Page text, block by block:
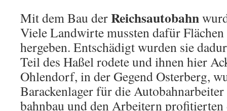
Mit dem Bau derReichsautobahn
Viele Landwirte mussten dafür
hergeben. Entschädigt wurden sie
Teil des Haßel ro­dete und ihnen hier
Ohlendorf, in der Gegend Osterberg,
Barackenlager für die
bahnbau und den Arbeitern